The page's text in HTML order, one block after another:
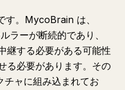
す。MycoBrain は、
ラーが断続的であり、
継する必要がある可能性
る必要があります。その
チャに組み込まれてお